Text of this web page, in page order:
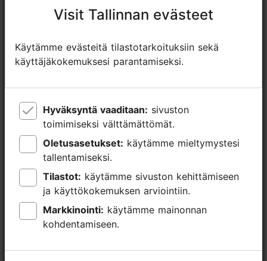
Ryhmäruokailut: Kyllä
Istumapaikkoja: 120
WLAN-alue
Elävä musiikki ja keikat
Lue lisää
Visit Tallinnan evästeet
Käytämme evästeitä tilastotarkoituksiin sekä
käyttäjäkokemuksesi parantamiseksi.
Hyväksyntä vaaditaan:
toimimiseksi välttämättömät.
Oletusasetukset:
tallentamiseksi.
Tilastot:
ja käyttökokemuksen arviointiin.
Markkinointi:
kohdentamiseen.
Visit Tallinnan evästeet
Käytämme evästeitä tilastotarkoituksiin sekä
käyttäjäkokemuksesi parantamiseksi.
Hyväksyntä vaaditaan:
toimimiseksi välttämättömät.
Oletusasetukset:
tallentamiseksi.
Tilastot:
ja käyttökokemuksen arviointiin.
Markkinointi:
kohdentamiseen.